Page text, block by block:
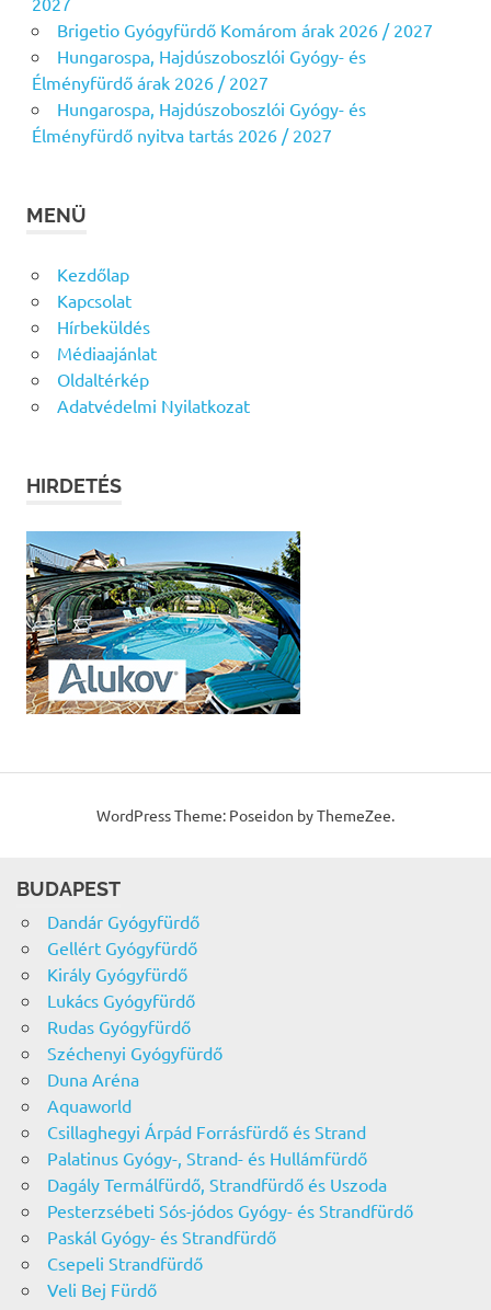
Brigetio Gyógyfürdő Komárom árak 2026 / 2027
Hungarospa, Hajdúszoboszlói Gyógy- és
Élményfürdő árak 2026 / 2027
Hungarospa, Hajdúszoboszlói Gyógy- és
Élményfürdő nyitva tartás 2026 / 2027
MENÜ
Kezdőlap
Kapcsolat
Hírbeküldés
Médiaajánlat
Oldaltérkép
Adatvédelmi Nyilatkozat
HIRDETÉS
WordPress Theme: Poseidon by ThemeZee.
BUDAPEST
Dandár Gyógyfürdő
Gellért Gyógyfürdő
Király Gyógyfürdő
Lukács Gyógyfürdő
Rudas Gyógyfürdő
Széchenyi Gyógyfürdő
Duna Aréna
Aquaworld
Csillaghegyi Árpád Forrásfürdő és Strand
Palatinus Gyógy-, Strand- és Hullámfürdő
Dagály Termálfürdő, Strandfürdő és Uszoda
Pesterzsébeti Sós-jódos Gyógy- és Strandfürdő
Paskál Gyógy- és Strandfürdő
Csepeli Strandfürdő
Veli Bej Fürdő